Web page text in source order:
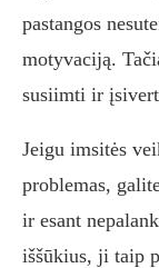
pastangos
motyvaciją.
susiimti ir
Jeigu imsitės
problemas,
ir esant
iššūkius, ji taip